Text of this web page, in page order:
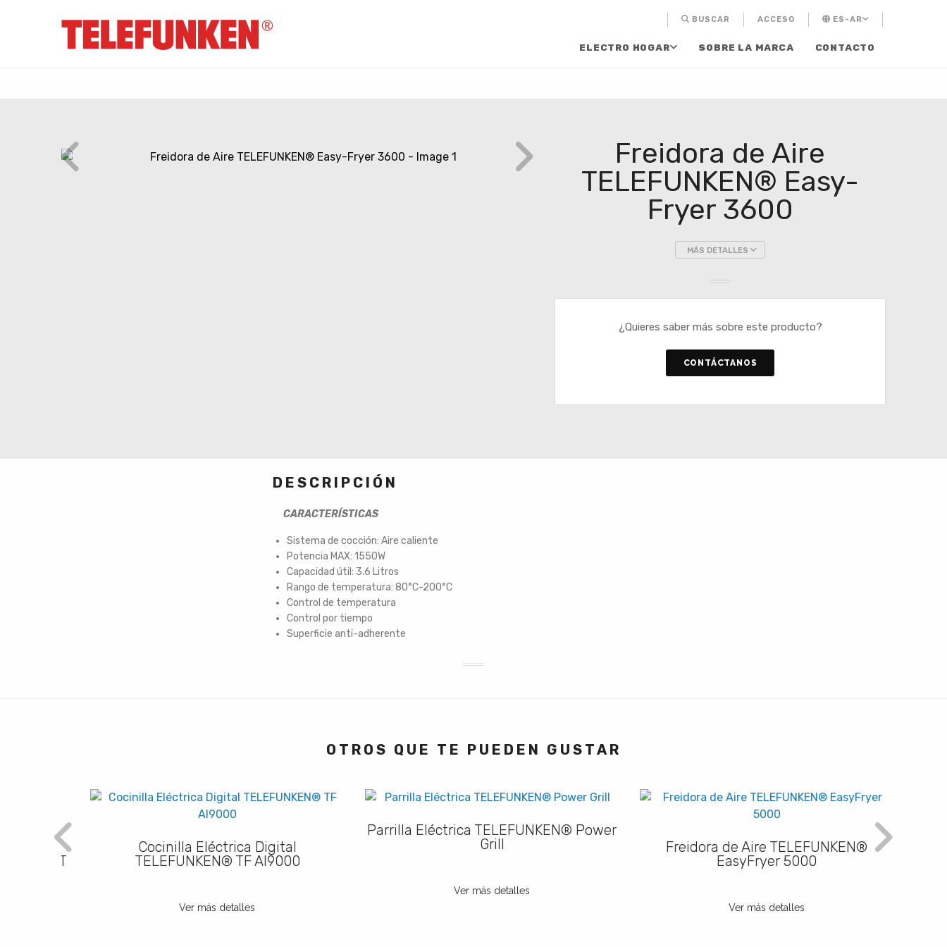
BUSCAR ACCESO ES-AR
ELECTRO HOGAR SOBRE LA MARCA CONTACTO
Freidora de Aire
TELEFUNKEN® Easy-
Fryer 3600
MÁS DETALLES
¿Quieres saber más sobre este producto?
CONTÁCTANOS
DESCRIPCIÓN
CARACTERÍSTICAS
Sistema de cocción: Aire caliente
Potencia MAX: 1550W
Capacidad útil: 3.6 Litros
Rango de temperatura: 80°C-200°C
Control de temperatura
Control por tiempo
Superficie anti-adherente
OTROS QUE TE PUEDEN GUSTAR
Cocinilla Eléctrica Digital
TELEFUNKEN® TF AI9000
Ver más detalles
Parrilla Eléctrica TELEFUNKEN® Power
Grill
Ver más detalles
Freidora de Aire TELEFUNKEN®
EasyFryer 5000
Ver más detalles